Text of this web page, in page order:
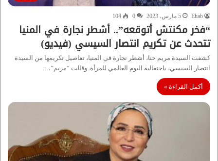
Ehab 5 مارس، 2023 0
104
“فخر مكنتش أتوقعه”.. أشطر نجارة في المنيا
تتحدث عن تكريم انتصار السيسي (فيديو)
كشفت السيدة مريم حنا، أشطر نجارة في المنيا، تفاصيل تكريمها من السيدة
انتصار السيسي، باحتفالية اليوم العالمي للمرأة. وقالت “مريم”،…
أكمل القراءة »